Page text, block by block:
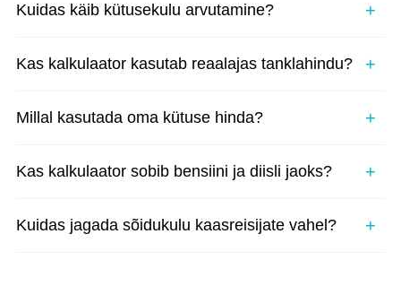
Kuidas käib kütusekulu arvutamine?
Kas kalkulaator kasutab reaalajas tanklahindu?
Millal kasutada oma kütuse hinda?
Kas kalkulaator sobib bensiini ja diisli jaoks?
Kuidas jagada sõidukulu kaasreisijate vahel?